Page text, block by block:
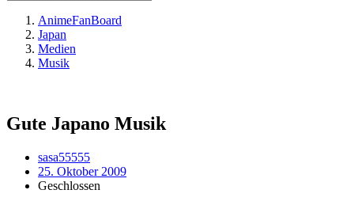
AnimeFanBoard
Japan
Medien
Musik
Gute Japano Musik
sasa55555
25. Oktober 2009
Geschlossen